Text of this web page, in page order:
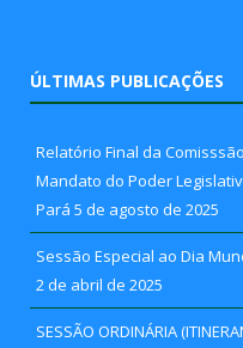
ÚLTIMAS PUBLICAÇÕES
Relatório Final da
Mandato do Poder
Pará 5 de agosto de 2025
Sessão Especial ao Dia
2 de abril de 2025
SESSÃO ORDINÁRIA